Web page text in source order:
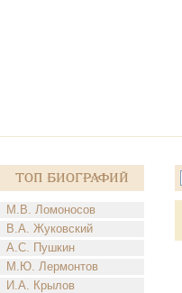
Топ Биографий
М.В. Ломоносов
В.А. Жуковский
А.С. Пушкин
М.Ю. Лермонтов
И.А. Крылов